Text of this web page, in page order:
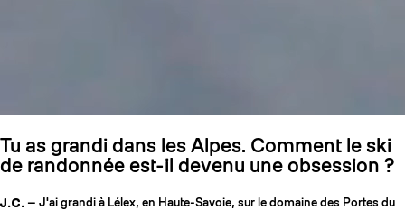
Tu as grandi dans les Alpes. Comment le ski
de randonnée est-il devenu une obsession ?
J.C. — J'ai grandi à Lélex, en Haute-Savoie, sur le domaine des Portes du